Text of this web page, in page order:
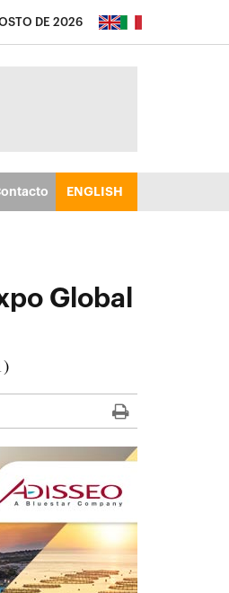
DE 2026
ENGLISH
Global